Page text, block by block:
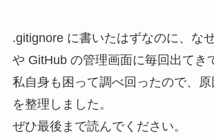
.gitignore に書いたはずなのに、な
や GitHub の管理画面に毎回出てき
私自身も困って調べ回ったので、
を整理しました。
ぜひ最後まで読んでください。